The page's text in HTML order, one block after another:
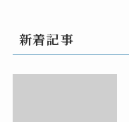
新着記事